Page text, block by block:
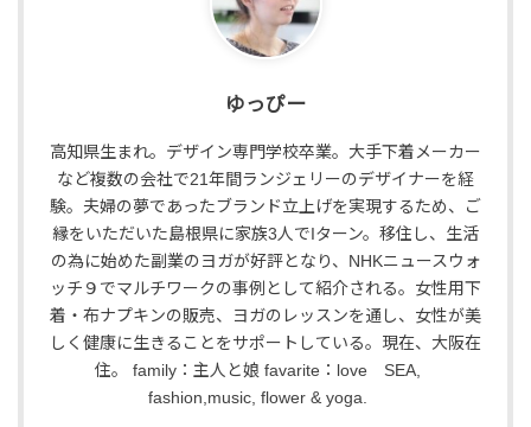
ゆっぴー
高知県生まれ。デザイン専門学校卒業。大手下着メーカー
など複数の会社で21年間ランジェリーのデザイナーを経
験。夫婦の夢であったブランド立上げを実現するため、ご
縁をいただいた島根県に家族3人でIターン。移住し、生活
の為に始めた副業のヨガが好評となり、NHKニュースウォ
ッチ９でマルチワークの事例として紹介される。女性用下
着・布ナプキンの販売、ヨガのレッスンを通し、女性が美
しく健康に生きることをサポートしている。現在、大阪在
住。 family：主人と娘 favarite：love SEA,
fashion,music, flower & yoga.